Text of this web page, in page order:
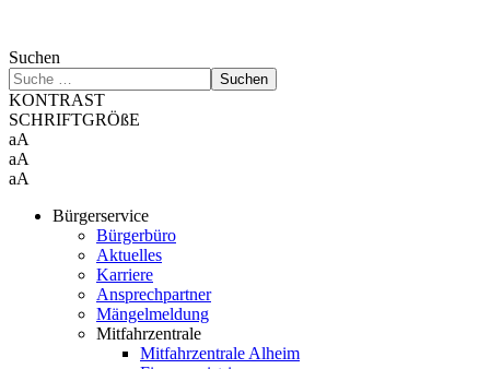
Suchen
Suchen
KONTRAST
SCHRIFTGRÖßE
aA
aA
aA
Bürgerservice
Bürgerbüro
Aktuelles
Karriere
Ansprechpartner
Mängelmeldung
Mitfahrzentrale
Mitfahrzentrale Alheim